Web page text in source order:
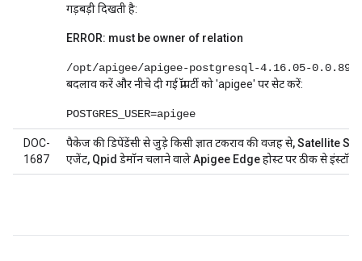
गड़बड़ी दिखती है:
ERROR: must be owner of relation
/opt/apigee/apigee-postgresql-4.16.05-
बदलाव करें और नीचे दी गई प्रॉपर्टी को 'apigee' पर सेट करें:
POSTGRES_USER=apigee
DOC-
1687
पैकेज की डिपेंडेंसी से जुड़े किसी ज्ञात टकराव की वजह से, Satellite
एजेंट, Qpid डेमॉन चलाने वाले Apigee Edge होस्ट पर ठीक से इंस्टॉल